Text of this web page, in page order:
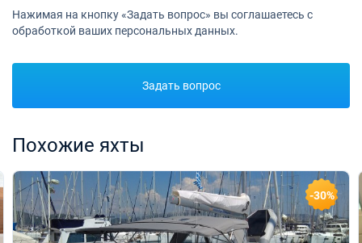
Нажимая на кнопку «Задать вопрос» вы соглашаетесь с
обработкой ваших персональных данных.
Задать вопрос
Похожие яхты
-30%